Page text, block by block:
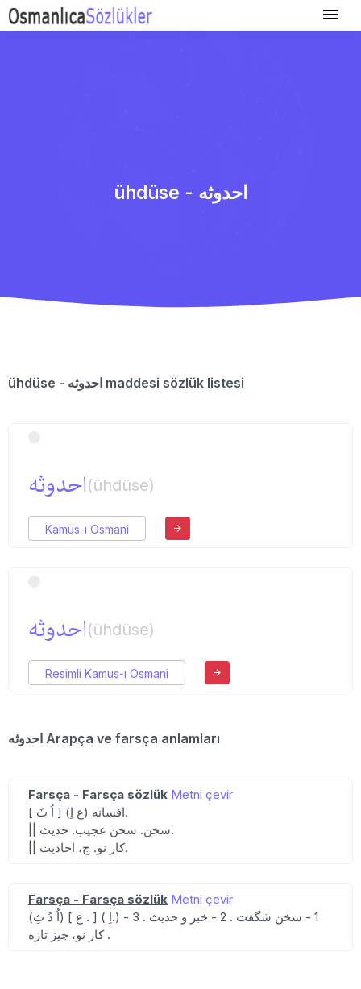
ühdüse - احدوثه
ühdüse - احدوثه maddesi sözlük listesi
احدوثه(ühdüse)
Kamus-ı Osmani
احدوثه(ühdüse)
Resimli Kamus-ı Osmani
احدوثه Arapça ve farsça anlamları
Farsça - Farsça sözlük Metni çevir
[ اُ ثَ ] (ع اِ) افسانه.
|| سخن. سخن عجیب. حدیث.
|| کار نو. ج، احادیث.
Farsça - Farsça sözlük Metni çevir
(اُ دُ ثِ) [ ع . ] ( اِ.) 1 - سخن شگفت . 2 - خبر و حدیث . 3 -
کار نو، چیز تازه .